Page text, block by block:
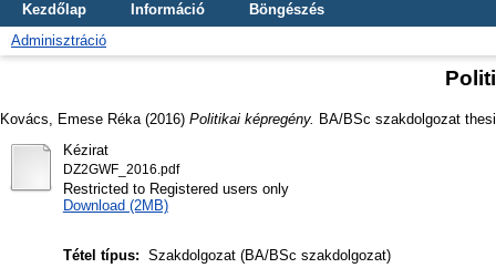
Kezdőlap Információ
Böngészés
Adminisztráció
Kovács, Emese Réka (2016) Politikai képregény. BA/BSc szakdolgozat
Kézirat
DZ2GWF_2016.pdf
Restricted to Registered users only
Download (2MB)
Tétel típus: Szakdolgozat (BA/BSc szakdolgozat)